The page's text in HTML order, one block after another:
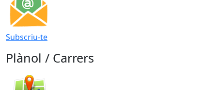
Subscriu-te
Plànol / Carrers